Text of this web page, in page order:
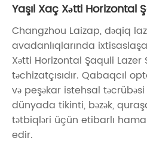
Yaşıl Xaç Xətti Horizontal
Changzhou Laizap, dəqiq
avadanlıqlarında
Xətti Horizontal Şaquli Lazer
təchizatçısıdır. Qabaqcıl
və peşəkar istehsal
dünyada tikinti, bəzək,
tətbiqləri üçün etibarlı
edir.